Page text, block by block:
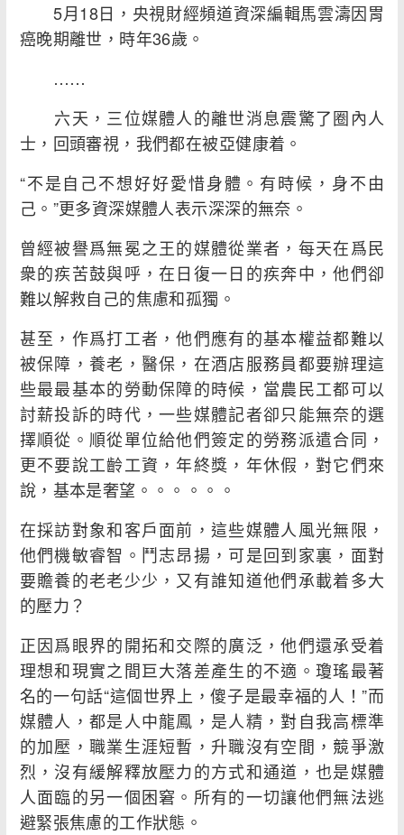
5月18日，央視財經頻道資深編輯馬雲濤因胃
癌晚期離世，時年36歲。
……
六天，三位媒體人的離世消息震驚了圈內人
士，回頭審視，我們都在被亞健康着。
“不是自己不想好好愛惜身體。有時候，身不由
己。”更多資深媒體人表示深深的無奈。
曾經被譽爲無冕之王的媒體從業者，每天在爲民
衆的疾苦鼓與呼，在日復一日的疾奔中，他們卻
難以解救自己的焦慮和孤獨。
甚至，作爲打工者，他們應有的基本權益都難以
被保障，養老，醫保，在酒店服務員都要辦理這
些最最基本的勞動保障的時候，當農民工都可以
討薪投訴的時代，一些媒體記者卻只能無奈的選
擇順從。順從單位給他們簽定的勞務派遣合同，
更不要說工齡工資，年終獎，年休假，對它們來
說，基本是奢望。。。。。。
在採訪對象和客戶面前，這些媒體人風光無限，
他們機敏睿智。鬥志昂揚，可是回到家裏，面對
要贍養的老老少少，又有誰知道他們承載着多大
的壓力？
正因爲眼界的開拓和交際的廣泛，他們還承受着
理想和現實之間巨大落差產生的不適。瓊瑤最著
名的一句話“這個世界上，傻子是最幸福的人！”而
媒體人，都是人中龍鳳，是人精，對自我高標準
的加壓，職業生涯短暫，升職沒有空間，競爭激
烈，沒有緩解釋放壓力的方式和通道，也是媒體
人面臨的另一個困窘。所有的一切讓他們無法逃
避緊張焦慮的工作狀態。